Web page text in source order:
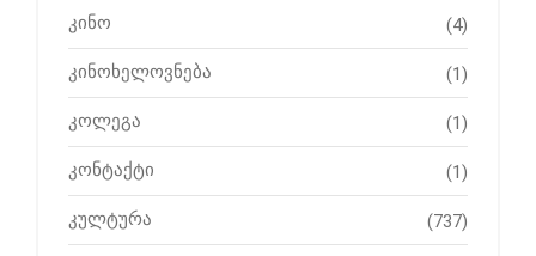
კინო (4)
კინოხელოვნება (1)
კოლეგა (1)
კონტაქტი (1)
კულტურა (737)